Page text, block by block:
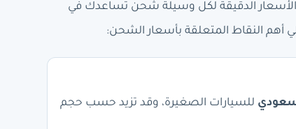
الأسعار الدقيقة لكل وسيلة شحن تساعدك في
أهم النقاط المتعلقة بأسعار الشحن:
للسيارات الصغيرة، وقد تزيد حسب حجم